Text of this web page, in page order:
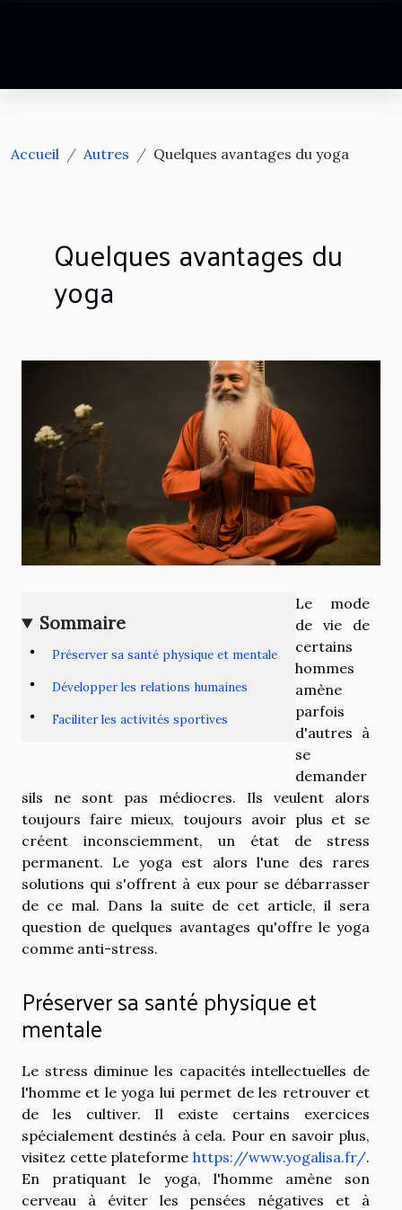
Accueil Autres Quelques avantages du yoga
Quelques avantages du
yoga
Sommaire
Préserver sa santé physique et mentale
Développer les relations humaines
Faciliter les activités sportives
Le mode
de vie de
certains
hommes
amène
parfois
d'autres à
se
demander
sils ne sont pas médiocres. Ils veulent alors
toujours faire mieux, toujours avoir plus et se
créent inconsciemment, un état de stress
permanent. Le yoga est alors l'une des rares
solutions qui s'offrent à eux pour se débarrasser
de ce mal. Dans la suite de cet article, il sera
question de quelques avantages qu'offre le yoga
comme anti-stress.
Préserver sa santé physique et
mentale
Le stress diminue les capacités intellectuelles de
l'homme et le yoga lui permet de les retrouver et
de les cultiver. Il existe certains exercices
spécialement destinés à cela. Pour en savoir plus,
visitez cette plateforme https://www.yogalisa.fr/.
En pratiquant le yoga, l'homme amène son
cerveau à éviter les pensées négatives et à